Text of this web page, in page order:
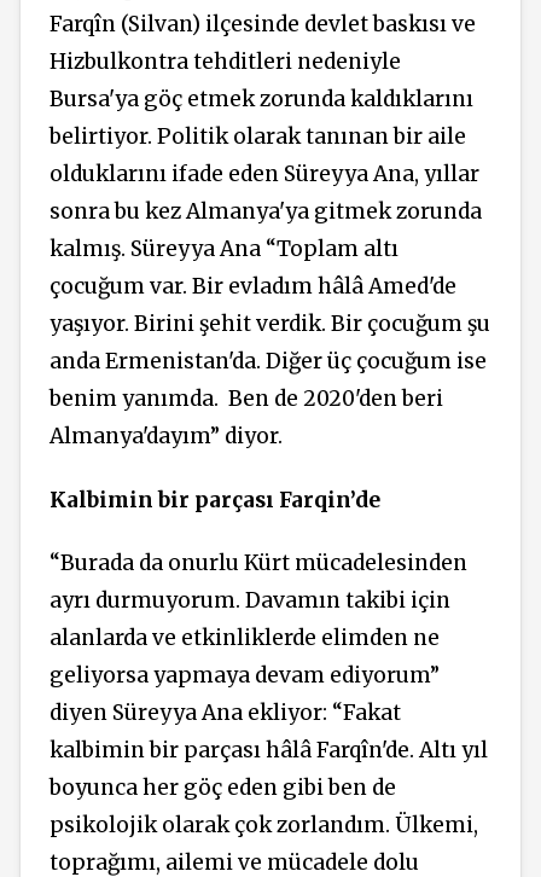
Farqîn (Silvan) ilçesinde devlet baskısı ve
Hizbulkontra tehditleri nedeniyle
Bursa'ya göç etmek zorunda kaldıklarını
belirtiyor. Politik olarak tanınan bir aile
olduklarını ifade eden Süreyya Ana, yıllar
sonra bu kez Almanya'ya gitmek zorunda
kalmış. Süreyya Ana “Toplam altı
çocuğum var. Bir evladım hâlâ Amed'de
yaşıyor. Birini şehit verdik. Bir çocuğum şu
anda Ermenistan'da. Diğer üç çocuğum ise
benim yanımda. Ben de 2020'den beri
Almanya'dayım” diyor.
Kalbimin bir parçası Farqin’de
“Burada da onurlu Kürt mücadelesinden
ayrı durmuyorum. Davamın takibi için
alanlarda ve etkinliklerde elimden ne
geliyorsa yapmaya devam ediyorum”
diyen Süreyya Ana ekliyor: “Fakat
kalbimin bir parçası hâlâ Farqîn'de. Altı yıl
boyunca her göç eden gibi ben de
psikolojik olarak çok zorlandım. Ülkemi,
toprağımı, ailemi ve mücadele dolu